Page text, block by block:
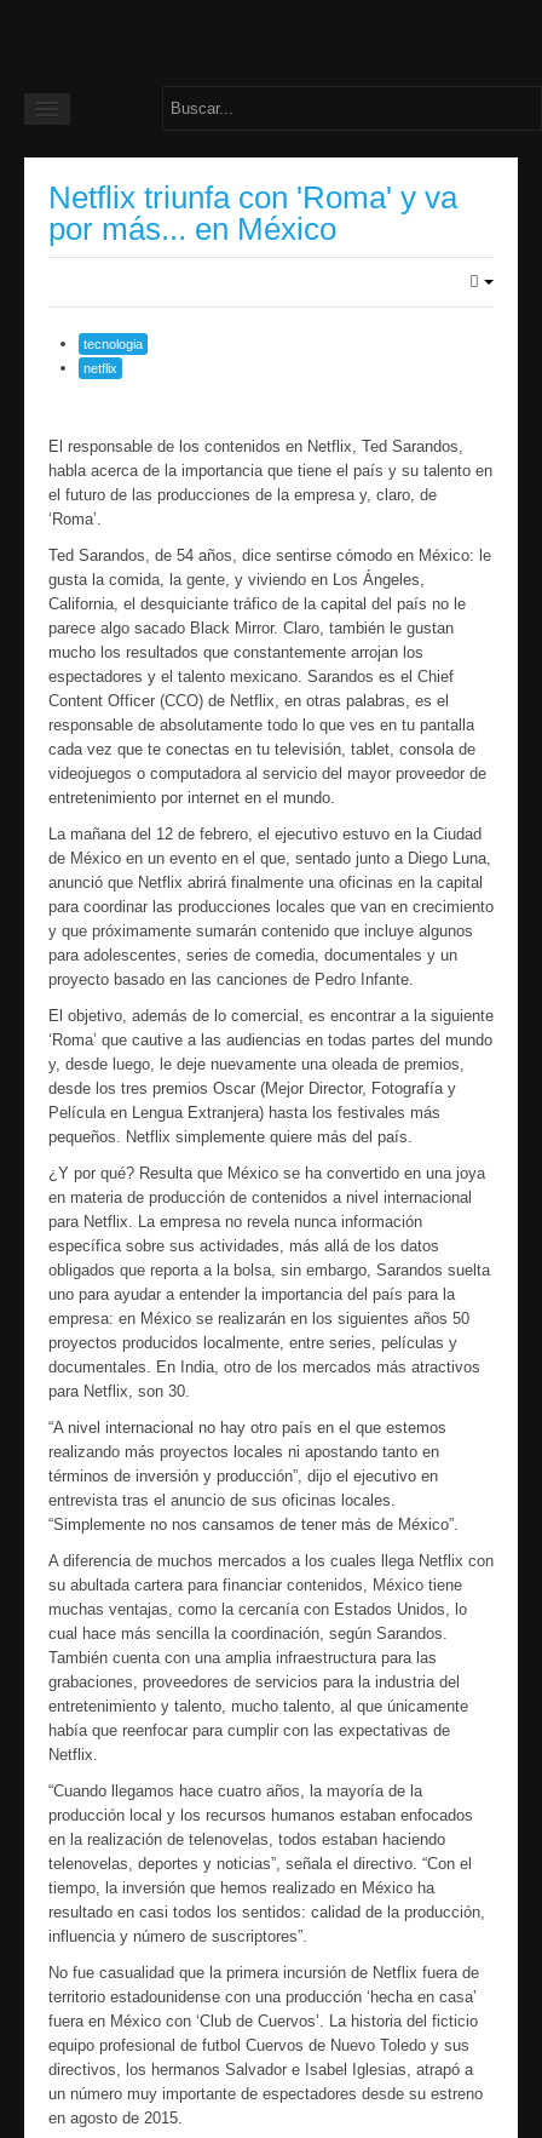
Home
Noticias del día
Netflix triunfa con 'Roma' y va
por más... en México
tecnologia
netflix
El responsable de los contenidos en Netflix, Ted Sarandos,
habla acerca de la importancia que tiene el país y su talento en
el futuro de las producciones de la empresa y, claro, de
‘Roma’.
Ted Sarandos, de 54 años, dice sentirse cómodo en México: le
gusta la comida, la gente, y viviendo en Los Ángeles,
California, el desquiciante tráfico de la capital del país no le
parece algo sacado Black Mirror. Claro, también le gustan
mucho los resultados que constantemente arrojan los
espectadores y el talento mexicano. Sarandos es el Chief
Content Officer (CCO) de Netflix, en otras palabras, es el
responsable de absolutamente todo lo que ves en tu pantalla
cada vez que te conectas en tu televisión, tablet, consola de
videojuegos o computadora al servicio del mayor proveedor de
entretenimiento por internet en el mundo.
La mañana del 12 de febrero, el ejecutivo estuvo en la Ciudad
de México en un evento en el que, sentado junto a Diego Luna,
anunció que Netflix abrirá finalmente una oficinas en la capital
para coordinar las producciones locales que van en crecimiento
y que próximamente sumarán contenido que incluye algunos
para adolescentes, series de comedia, documentales y un
proyecto basado en las canciones de Pedro Infante.
El objetivo, además de lo comercial, es encontrar a la siguiente
‘Roma’ que cautive a las audiencias en todas partes del mundo
y, desde luego, le deje nuevamente una oleada de premios,
desde los tres premios Oscar (Mejor Director, Fotografía y
Película en Lengua Extranjera) hasta los festivales más
pequeños. Netflix simplemente quiere más del país.
¿Y por qué? Resulta que México se ha convertido en una joya
en materia de producción de contenidos a nivel internacional
para Netflix. La empresa no revela nunca información
específica sobre sus actividades, más allá de los datos
obligados que reporta a la bolsa, sin embargo, Sarandos suelta
uno para ayudar a entender la importancia del país para la
empresa: en México se realizarán en los siguientes años 50
proyectos producidos localmente, entre series, películas y
documentales. En India, otro de los mercados más atractivos
para Netflix, son 30.
“A nivel internacional no hay otro país en el que estemos
realizando más proyectos locales ni apostando tanto en
términos de inversión y producción”, dijo el ejecutivo en
entrevista tras el anuncio de sus oficinas locales.
“Simplemente no nos cansamos de tener más de México”.
A diferencia de muchos mercados a los cuales llega Netflix con
su abultada cartera para financiar contenidos, México tiene
muchas ventajas, como la cercanía con Estados Unidos, lo
cual hace más sencilla la coordinación, según Sarandos.
También cuenta con una amplia infraestructura para las
grabaciones, proveedores de servicios para la industria del
entretenimiento y talento, mucho talento, al que únicamente
había que reenfocar para cumplir con las expectativas de
Netflix.
“Cuando llegamos hace cuatro años, la mayoría de la
producción local y los recursos humanos estaban enfocados
en la realización de telenovelas, todos estaban haciendo
telenovelas, deportes y noticias”, señala el directivo. “Con el
tiempo, la inversión que hemos realizado en México ha
resultado en casi todos los sentidos: calidad de la producción,
influencia y número de suscriptores”.
No fue casualidad que la primera incursión de Netflix fuera de
territorio estadounidense con una producción ‘hecha en casa’
fuera en México con ‘Club de Cuervos’. La historia del ficticio
equipo profesional de futbol Cuervos de Nuevo Toledo y sus
directivos, los hermanos Salvador e Isabel Iglesias, atrapó a
un número muy importante de espectadores desde su estreno
en agosto de 2015.